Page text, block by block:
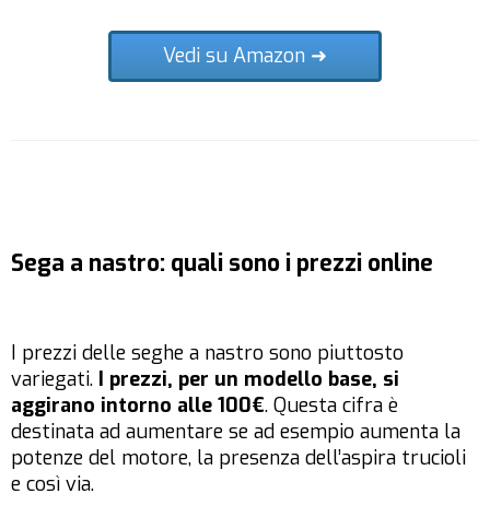
Vedi su Amazon ➜
Sega a nastro: quali sono i prezzi online
I prezzi delle seghe a nastro sono piuttosto
variegati. I prezzi, per un modello base, si
aggirano intorno alle 100€. Questa cifra è
destinata ad aumentare se ad esempio aumenta la
potenze del motore, la presenza dell’aspira trucioli
e così via.